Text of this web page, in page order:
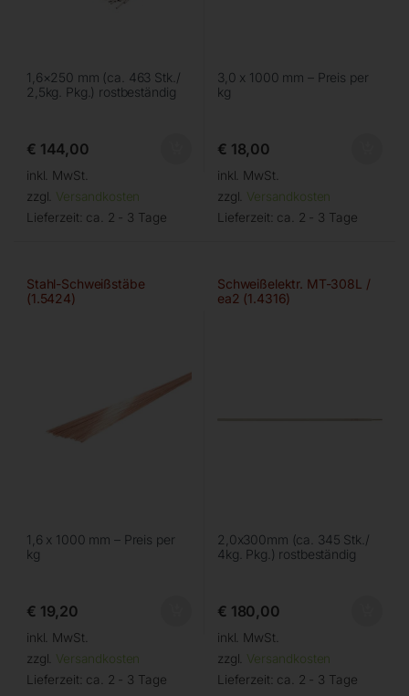
1,6×250 mm (ca. 463 Stk./
2,5kg. Pkg.) rostbeständig
€ 144,00
inkl. MwSt.
zzgl. Versandkosten
Lieferzeit: ca. 2 - 3 Tage
3,0 x 1000 mm – Preis per
kg
€ 18,00
inkl. MwSt.
zzgl. Versandkosten
Lieferzeit: ca. 2 - 3 Tage
Stahl-Schweißstäbe
(1.5424)
1,6 x 1000 mm – Preis per
kg
€ 19,20
inkl. MwSt.
zzgl. Versandkosten
Lieferzeit: ca. 2 - 3 Tage
Schweißelektr. MT-308L /
ea2 (1.4316)
2,0x300mm (ca. 345 Stk./
4kg. Pkg.) rostbeständig
€ 180,00
inkl. MwSt.
zzgl. Versandkosten
Lieferzeit: ca. 2 - 3 Tage